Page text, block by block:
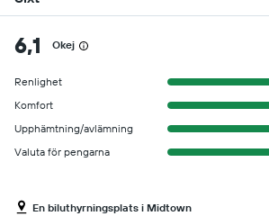
6,1 Okej
Renlighet
Komfort
Upphämtning/avlämning
Valuta för pengarna
En biluthyrningsplats i Midtown